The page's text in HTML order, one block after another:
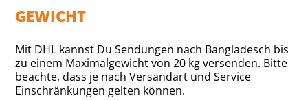
GEWICHT
Mit DHL kannst Du Sendungen nach Bangladesch bis
zu einem Maximalgewicht von 20 kg versenden. Bitte
beachte, dass je nach Versandart und Service
Einschränkungen gelten können.